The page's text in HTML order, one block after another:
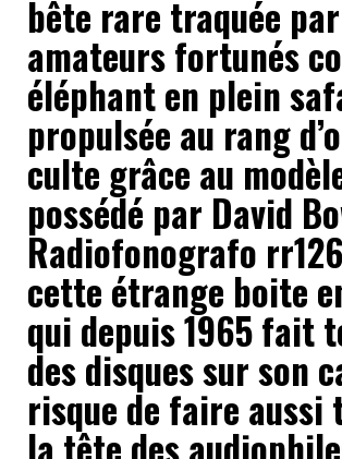
bête rare traquée
amateurs fortunés
éléphant en plein
propulsée au rang
culte grâce au
possédé par David
Radiofonografo
cette étrange boite
qui depuis 1965 fait
des disques sur son
risque de faire aussi
la tête des